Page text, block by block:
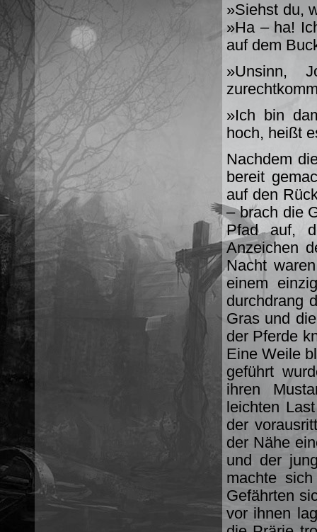
»Siehst du,
»Ha – ha!
auf dem
»Unsinn,
»Ich bin
hoch, heißt
Nachdem
bereit
auf den
– brach die
Pfad auf,
Anzeichen
Nacht
einem
durchdrang
Gras und
der Pferde
Eine Weile
geführt
ihren
leichten
der
der Nähe
und der
machte
Gefährten
vor ihnen